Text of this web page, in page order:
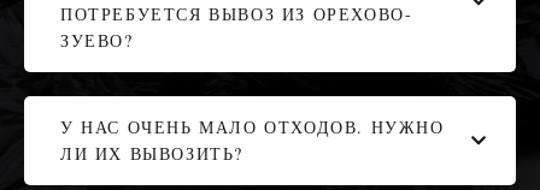
ПОТРЕБУЕТСЯ ВЫВОЗ ИЗ ОРЕХОВО-
ЗУЕВО?
У НАС ОЧЕНЬ МАЛО ОТХОДОВ. НУЖНО
ЛИ ИХ ВЫВОЗИТЬ?